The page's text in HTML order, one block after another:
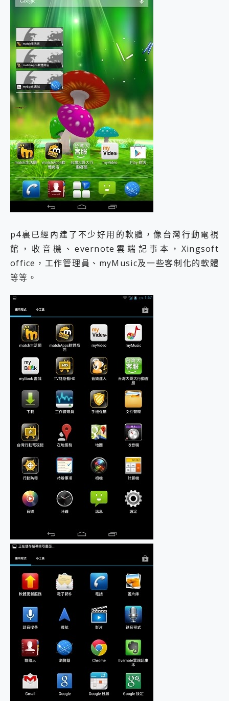
p4裏已經內建了不少好用的軟體，像台灣行動電視
館，收音機、evernote雲端記事本，Xingsoft
office，工作管理員、myMusic及一些客制化的軟體
等等。